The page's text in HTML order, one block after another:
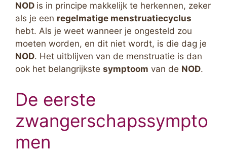
NOD is in principe makkelijk te herkennen, zeker
als je een regelmatige menstruatiecyclus
hebt. Als je weet wanneer je ongesteld zou
moeten worden, en dit niet wordt, is die dag je
NOD. Het uitblijven van de menstruatie is dan
ook het belangrijkste symptoom van de NOD.
De eerste
zwangerschapssympto
men